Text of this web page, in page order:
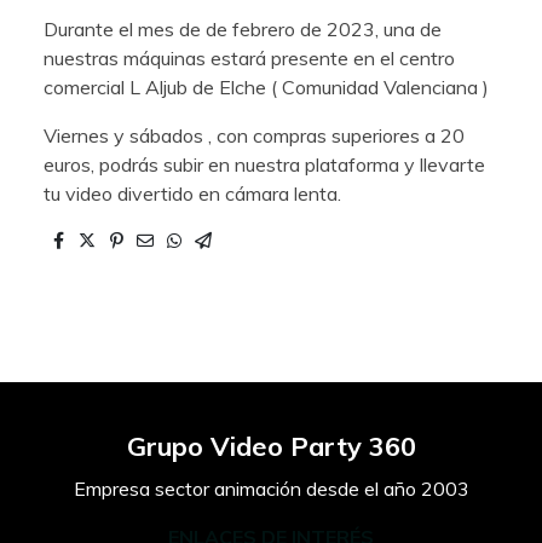
Durante el mes de de febrero de 2023, una de
nuestras máquinas estará presente en el centro
comercial L Aljub de Elche ( Comunidad Valenciana )
Viernes y sábados , con compras superiores a 20
euros, podrás subir en nuestra plataforma y llevarte
tu video divertido en cámara lenta.
Grupo Video Party 360
Empresa sector animación desde el año 2003